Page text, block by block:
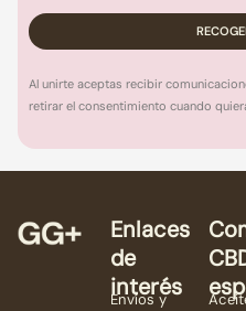
Al unirte aceptas recibir
retirar el consentimiento cuando
Enlaces
de
interés
Envíos y